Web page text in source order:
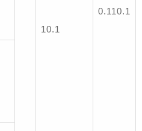
10.1
0.110.1